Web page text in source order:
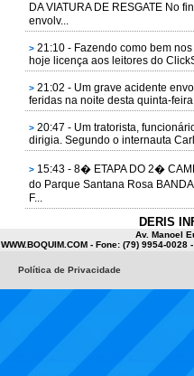
DA VIATURA DE RESGATE No
envolv...
> 21:10 - Fazendo como bem
hoje licença aos leitores do
> 21:02 - Um grave acidente
feridas na noite desta quinta-
> 20:47 - Um tratorista,
dirigia. Segundo o internauta
> 15:43 - 8� ETAPA DO 2�
do Parque Santana Rosa
F...
DERIS
Av. Manoel
WWW.BOQUIM.COM - Fone: (79) 9954-0028
Política de Privacidade